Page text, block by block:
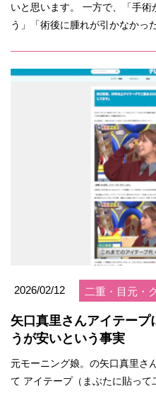
いと思います。 一方で、「手
う」「術後に腫れが引かなかっ
2026/02/12 二重・目元・
矢口真里さんアイテー
うが安いという事実
元モーニング娘。の矢口真里さ
て アイテープ（まぶたに貼って